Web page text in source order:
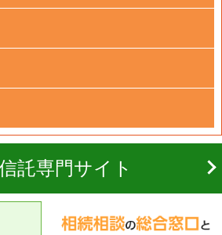
託専門サイト